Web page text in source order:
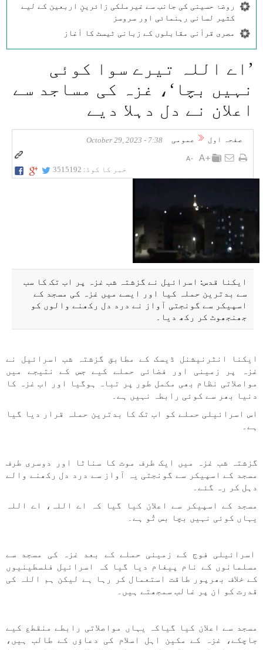
روضۂ حسینی کی جانب سے غیرملکی زائرینِ اربعین کے لیے
کثیر لسانی رہنمائی اور سروسز
مصری قرآنی مقابلوں کے زبانی ٹیسٹ کا آغاز
’اے اللہ تیرے سوا کوئی
نہیں بچا‘، غزہ کی مساجد سے
اعلان نے دل دہلا دیے
صفحہ اول عمومی 7:38 - October 29, 2023
خبر کا کوڈ: 3515192
ایکنا قدس: اسرائیل نے گزشتہ شب غزہ پر اب تک کا سب
سے بدترین حملہ کیا اور ایسے میں غزہ کی مسجد کے
اسپیکر سے گونجتی آواز نے درد دل رکھنے والوں کو
جھنجھوٹ کر رکھ دیا۔
ایکنا انٹرنیشنل ڈیسک کے مطابق گزشتہ شب اسرائیل نے
غزہ پر زمینی اور فضائی حملے کیے جس کے نتیجے میں
مواصلاتی نظام بھی مکمل طور پر تباہ ہوگیا اور اب غزہ کا
دنیا بھر سے کوئی رابطہ نہیں ہے۔
اس اسرائیلی حملے کو اب تک کا بدترین حملہ قرار دیا گیا
ہے۔
گزشتہ شب غزہ میں ایک طرف موت کا سناٹا اور دوسری طرف
مسجد کے اسپیکر سے گونجتی یہ آواز سے درد دل رکھنے والے
دہل کر رہ گئے۔
مسجد کے اسپیکر سے اعلان کیا گیا کہ اے اللہ، اے اللہ
یہاں کوئی نہیں بچا بس تُو ہے۔
اسرائیلی فوج کے زمینی حملے کے بعد غزہ کی مسجد سے
مسلمانوں کے نام پیغام دیا گیا کہ اسرائیل فلسطینیوں
کے خلاف بھرپور طاقت استعمال کر رہا ہے لیکن ہم اللہ کی
قدرت کو ان پر غالب سمجھتے ہیں۔
مسجد سے اعلان کیا گیاکہ یہاں مواصلاتی رابطے منقطع کیے
جاچکے، غزہ کے مکین اہل اسلام کی دعاؤں کے طالب ہیں،